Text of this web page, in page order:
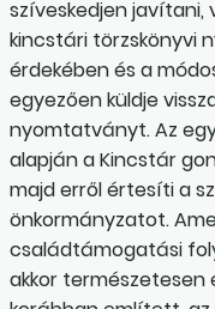
szíveskedjen javítani,
kincstári törzskönyvi
érdekében és a
egyezően küldje
nyomtatványt. Az
alapján a Kincstár
majd erről értesíti a
önkormányzatot.
családtámogatási
akkor természetesen